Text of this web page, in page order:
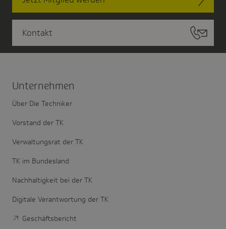
Kontakt
Unter­nehmen
Über Die Techniker
Vorstand der TK
Verwaltungsrat der TK
TK im Bundesland
Nachhaltigkeit bei der TK
Digitale Verantwortung der TK
Geschäftsbericht